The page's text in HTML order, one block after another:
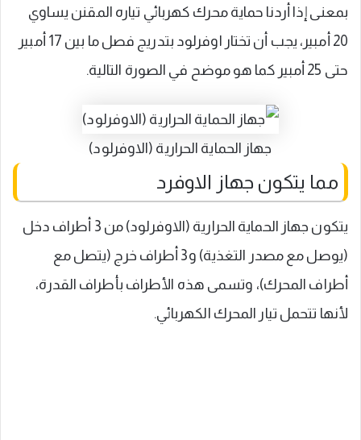
بمعنى إذا أردنا حماية محرك كهربائي تياره المقنن يساوي
20 أمبير، يجب أن تختار اوفرلود بتدريج فصل ما بين 17 أمبير
حتى 25 أمبير كما هو موضح في الصورة التالية.
جهاز الحماية الحرارية (الاوفرلود)
مما يتكون جهاز الاوفرد
يتكون جهاز الحماية الحرارية (الاوفرلود) من 3 أطراف دخل
(يوصل مع مصدر التغذية) و3 أطراف خرج (يتصل مع
أطراف المحرك)، وتسمى هذه الأطراف بأطراف القدرة،
لأنها تتحمل تيار المحرك الكهربائي.